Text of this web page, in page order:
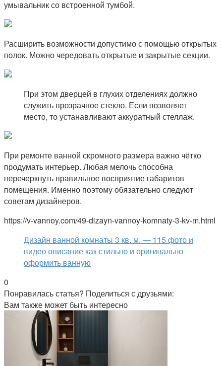
умывальник со встроенной тумбой.
Расширить возможности допустимо с помощью открытых
полок. Можно чередовать открытые и закрытые секции.
При этом дверцей в глухих отделениях должно
служить прозрачное стекло. Если позволяет
место, то устанавливают аккуратный стеллаж.
При ремонте ванной скромного размера важно чётко
продумать интерьер. Любая мелочь способна
перечеркнуть правильное восприятие габаритов
помещения. Именно поэтому обязательно следуют
советам дизайнеров.
https://v-vannoy.com/49-dizayn-vannoy-komnaty-3-kv-m.html
Дизайн ванной комнаты 3 кв. м. — 115 фото и
видео описание как стильно и оригинально
оформить ванную
0
Понравилась статья? Поделиться с друзьями:
Вам также может быть интересно